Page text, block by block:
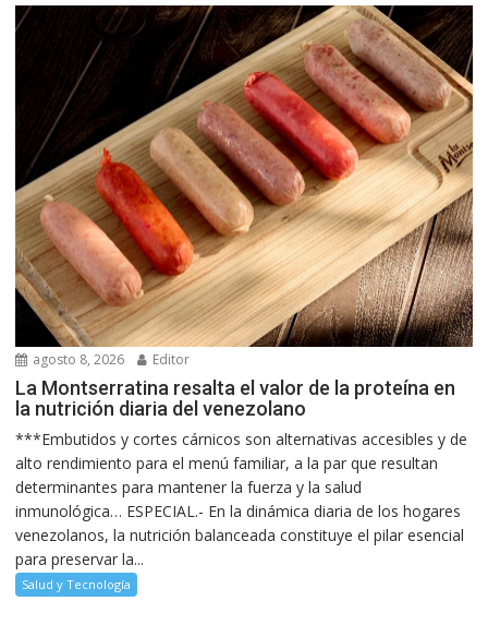
agosto 8, 2026 Editor
La Montserratina resalta el valor de la proteína en
la nutrición diaria del venezolano
***Embutidos y cortes cárnicos son alternativas accesibles y de
alto rendimiento para el menú familiar, a la par que resultan
determinantes para mantener la fuerza y la salud
inmunológica… ESPECIAL.- En la dinámica diaria de los hogares
venezolanos, la nutrición balanceada constituye el pilar esencial
para preservar la...
Salud y Tecnología